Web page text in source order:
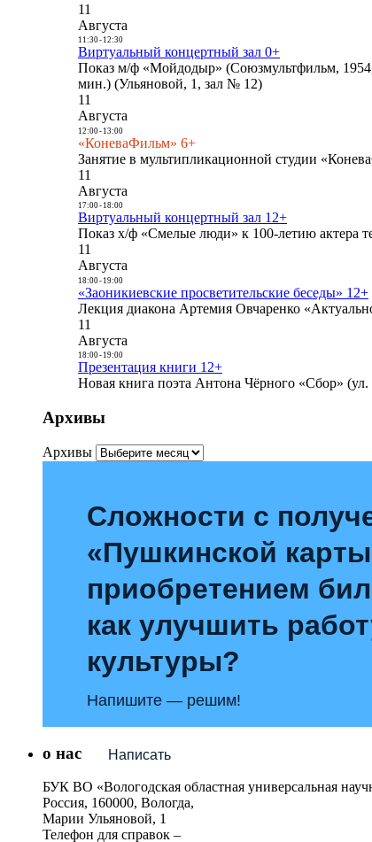
11
Августа
11:30- 12:30
Виртуальный концертный зал 0+
Показ м/ф «Мойдодыр» (Союзмультфильм,
мин.) (Ульяновой, 1, зал № 12)
11
Августа
12:00- 13:00
«КоневаФильм» 6+
Занятие в мультипликационной студии
11
Августа
17:00- 18:00
Виртуальный концертный зал 12+
Показ х/ф «Смелые люди» к 100-летию актера
11
Августа
18:00- 19:00
«Заоникиевские просветительские беседы» 12+
Лекция диакона Артемия Овчаренко
11
Августа
18:00- 19:00
Презентация книги 12+
Новая книга поэта Антона Чёрного «Сбор»
Архивы
Архивы
Сложности с
«Пушкинской
приобретением
как улучшить
культуры?
Напишите — решим!
Написать
о нас
БУК ВО «Вологодская областная универсальная
Россия, 160000, Вологда,
Марии Ульяновой, 1
Телефон для справок –